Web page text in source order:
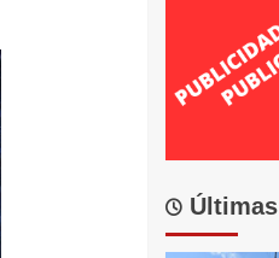
Últimas